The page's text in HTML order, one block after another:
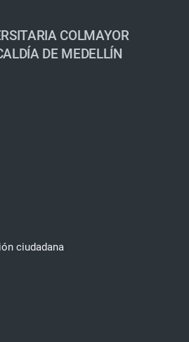
COLMAYOR
DE MEDELLÍN
ciudadana